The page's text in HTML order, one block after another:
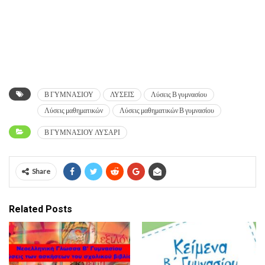
Β ΓΥΜΝΑΣΙΟΥ ΛΥΣΕΙΣ
Λύσεις Β γυμνασίου
Λύσεις μαθηματικών
Λύσεις μαθηματικών Β γυμνασίου
Β ΓΥΜΝΑΣΙΟΥ ΛΥΣΑΡΙ
Share
Related Posts